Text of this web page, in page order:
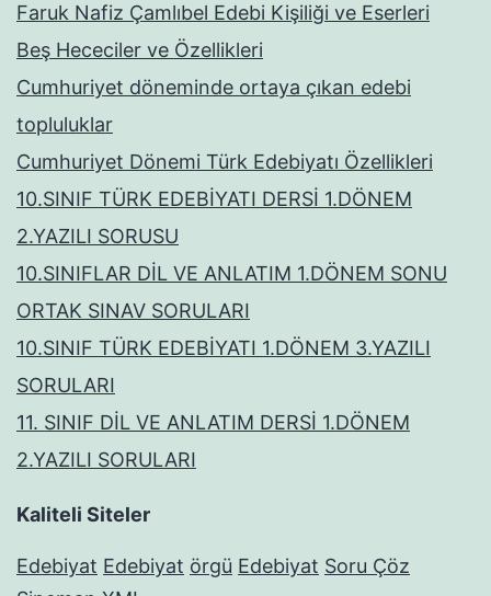
Faruk Nafiz Çamlıbel Edebi Kişiliği ve Eserleri
Beş Hececiler ve Özellikleri
Cumhuriyet döneminde ortaya çıkan edebi
topluluklar
Cumhuriyet Dönemi Türk Edebiyatı Özellikleri
10.SINIF TÜRK EDEBİYATI DERSİ 1.DÖNEM
2.YAZILI SORUSU
10.SINIFLAR DİL VE ANLATIM 1.DÖNEM SONU
ORTAK SINAV SORULARI
10.SINIF TÜRK EDEBİYATI 1.DÖNEM 3.YAZILI
SORULARI
11. SINIF DİL VE ANLATIM DERSİ 1.DÖNEM
2.YAZILI SORULARI
Kaliteli Siteler
Edebiyat Edebiyat örgü Edebiyat Soru Çöz